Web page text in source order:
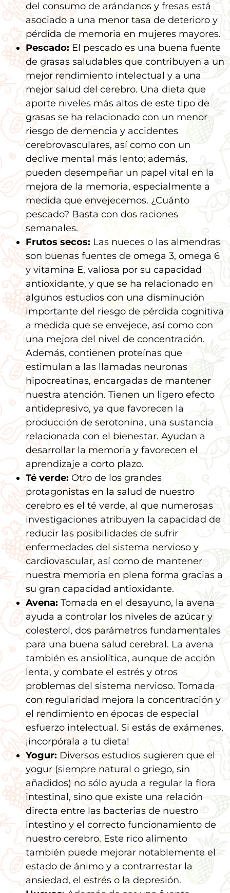
del consumo de arándanos y fresas está
asociado a una menor tasa de deterioro y
pérdida de memoria en mujeres mayores.
Pescado: El pescado es una buena fuente
de grasas saludables que contribuyen a un
mejor rendimiento intelectual y a una
mejor salud del cerebro. Una dieta que
aporte niveles más altos de este tipo de
grasas se ha relacionado con un menor
riesgo de demencia y accidentes
cerebrovasculares, así como con un
declive mental más lento; además,
pueden desempeñar un papel vital en la
mejora de la memoria, especialmente a
medida que envejecemos. ¿Cuánto
pescado? Basta con dos raciones
semanales.
Frutos secos: Las nueces o las almendras
son buenas fuentes de omega 3, omega 6
y vitamina E, valiosa por su capacidad
antioxidante, y que se ha relacionado en
algunos estudios con una disminución
importante del riesgo de pérdida cognitiva
a medida que se envejece, así como con
una mejora del nivel de concentración.
Además, contienen proteínas que
estimulan a las llamadas neuronas
hipocreatinas, encargadas de mantener
nuestra atención. Tienen un ligero efecto
antidepresivo, ya que favorecen la
producción de serotonina, una sustancia
relacionada con el bienestar. Ayudan a
desarrollar la memoria y favorecen el
aprendizaje a corto plazo.
Té verde:Otro de los grandes
protagonistas en la salud de nuestro
cerebro es el té verde, al que numerosas
investigaciones atribuyen la capacidad de
reducir las posibilidades de sufrir
enfermedades del sistema nervioso y
cardiovascular, así como de mantener
nuestra memoria en plena forma gracias a
su gran capacidad antioxidante.
Avena: Tomada en el desayuno, la avena
ayuda a controlar los niveles de azúcar y
colesterol, dos parámetros fundamentales
para una buena salud cerebral. La avena
también es ansiolítica, aunque de acción
lenta, y combate el estrés y otros
problemas del sistema nervioso. Tomada
con regularidad mejora la concentración y
el rendimiento en épocas de especial
esfuerzo intelectual. Si estás de exámenes,
¡incorpórala a tu dieta!
Yogur:Diversos estudios sugieren que el
yogur (siempre natural o griego, sin
añadidos) no sólo ayuda a regular la flora
intestinal, sino que existe una relación
directa entre las bacterias de nuestro
intestino y el correcto funcionamiento de
nuestro cerebro. Este rico alimento
también puede mejorar notablemente el
estado de ánimo y a contrarrestar la
ansiedad, el estrés o la depresión.